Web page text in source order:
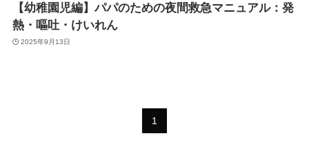
【幼稚園児編】パパのための夜間救急マニュアル：発
熱・嘔吐・けいれん
2025年9月13日
1